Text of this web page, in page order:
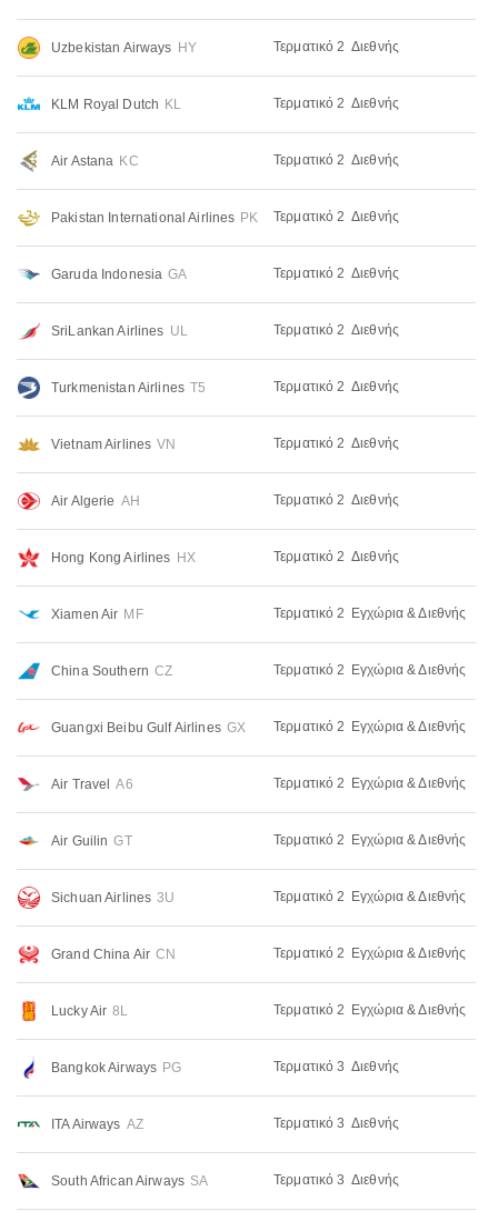
Uzbekistan Airways HY Τερματικό 2 Διεθνής
KLM Royal Dutch KL Τερματικό 2 Διεθνής
Air Astana KC Τερματικό 2 Διεθνής
Pakistan International Airlines PK Τερματικό 2 Διεθνής
Garuda Indonesia GA Τερματικό 2 Διεθνής
SriLankan Airlines UL Τερματικό 2 Διεθνής
Turkmenistan Airlines T5 Τερματικό 2 Διεθνής
Vietnam Airlines VN Τερματικό 2 Διεθνής
Air Algerie AH Τερματικό 2 Διεθνής
Hong Kong Airlines HX Τερματικό 2 Διεθνής
Xiamen Air MF Τερματικό 2 Εγχώρια & Διεθνής
China Southern CZ Τερματικό 2 Εγχώρια & Διεθνής
Guangxi Beibu Gulf Airlines GX Τερματικό 2 Εγχώρια & Διεθνής
Air Travel A6 Τερματικό 2 Εγχώρια & Διεθνής
Air Guilin GT Τερματικό 2 Εγχώρια & Διεθνής
Sichuan Airlines 3U Τερματικό 2 Εγχώρια & Διεθνής
Grand China Air CN Τερματικό 2 Εγχώρια & Διεθνής
Lucky Air 8L Τερματικό 2 Εγχώρια & Διεθνής
Bangkok Airways PG Τερματικό 3 Διεθνής
ITA Airways AZ Τερματικό 3 Διεθνής
South African Airways SA Τερματικό 3 Διεθνής